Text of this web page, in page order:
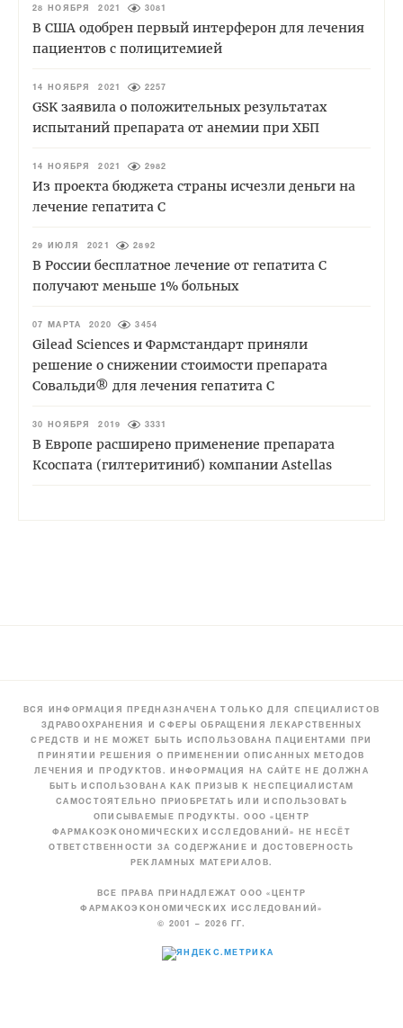
28 НОЯБРЯ 2021 3081
В США одобрен первый интерферон для лечения
пациентов с полицитемией
14 НОЯБРЯ 2021 2257
GSK заявила о положительных результатах
испытаний препарата от анемии при ХБП
14 НОЯБРЯ 2021 2982
Из проекта бюджета страны исчезли деньги на
лечение гепатита С
29 ИЮЛЯ 2021 2892
В России бесплатное лечение от гепатита С
получают меньше 1% больных
07 МАРТА 2020 3454
Gilead Sciences и Фармстандарт приняли
решение о снижении стоимости препарата
Совальди® для лечения гепатита С
30 НОЯБРЯ 2019 3331
В Европе расширено применение препарата
Ксоспата (гилтеритиниб) компании Astellas
ВСЯ ИНФОРМАЦИЯ ПРЕДНАЗНАЧЕНА ТОЛЬКО ДЛЯ СПЕЦИАЛИСТОВ
ЗДРАВООХРАНЕНИЯ И СФЕРЫ ОБРАЩЕНИЯ ЛЕКАРСТВЕННЫХ
СРЕДСТВ И НЕ МОЖЕТ БЫТЬ ИСПОЛЬЗОВАНА ПАЦИЕНТАМИ ПРИ
ПРИНЯТИИ РЕШЕНИЯ О ПРИМЕНЕНИИ ОПИСАННЫХ МЕТОДОВ
ЛЕЧЕНИЯ И ПРОДУКТОВ. ИНФОРМАЦИЯ НА САЙТЕ НЕ ДОЛЖНА
БЫТЬ ИСПОЛЬЗОВАНА КАК ПРИЗЫВ К НЕСПЕЦИАЛИСТАМ
САМОСТОЯТЕЛЬНО ПРИОБРЕТАТЬ ИЛИ ИСПОЛЬЗОВАТЬ
ОПИСЫВАЕМЫЕ ПРОДУКТЫ. ООО «ЦЕНТР
ФАРМАКОЭКОНОМИЧЕСКИХ ИССЛЕДОВАНИЙ» НЕ НЕСЁТ
ОТВЕТСТВЕННОСТИ ЗА СОДЕРЖАНИЕ И ДОСТОВЕРНОСТЬ
РЕКЛАМНЫХ МАТЕРИАЛОВ.
ВСЕ ПРАВА ПРИНАДЛЕЖАТ ООО «ЦЕНТР
ФАРМАКОЭКОНОМИЧЕСКИХ ИССЛЕДОВАНИЙ»
© 2001 – 2026 ГГ.